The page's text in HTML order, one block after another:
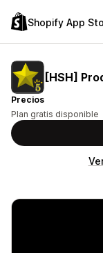
Shopify App
[HSH]
Precios
Plan gratis disponible